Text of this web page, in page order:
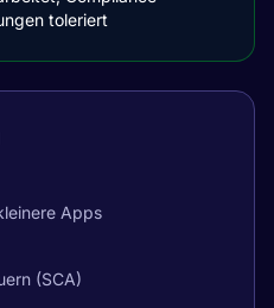
toleriert
Apps
(SCA)